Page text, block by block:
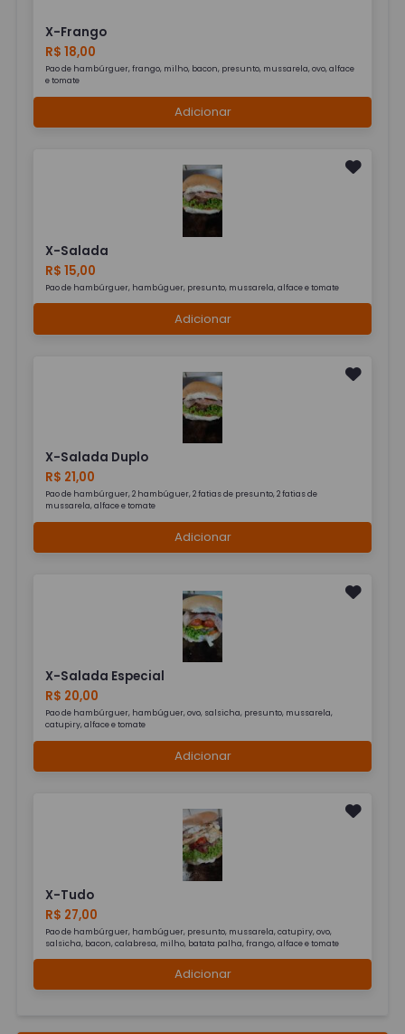
X-Frango
R$ 18,00
Pao de hambúrguer, frango, milho, bacon, presunto, mussarela, ovo, alface
e tomate
Adicionar
X-Salada
R$ 15,00
Pao de hambúrguer, hambúguer, presunto, mussarela, alface e tomate
Adicionar
X-Salada Duplo
R$ 21,00
Pao de hambúrguer, 2 hambúguer, 2 fatias de presunto, 2 fatias de
mussarela, alface e tomate
Adicionar
X-Salada Especial
R$ 20,00
Pao de hambúrguer, hambúguer, ovo, salsicha, presunto, mussarela,
catupiry, alface e tomate
Adicionar
X-Tudo
R$ 27,00
Pao de hambúrguer, hambúguer, presunto, mussarela, catupiry, ovo,
salsicha, bacon, calabresa, milho, batata palha, frango, alface e tomate
Adicionar